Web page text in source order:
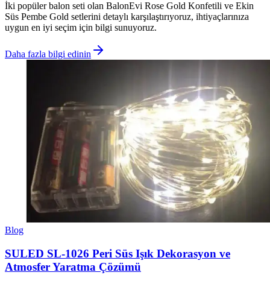
İki popüler balon seti olan BalonEvi Rose Gold Konfetili ve Ekin
Süs Pembe Gold setlerini detaylı karşılaştırıyoruz, ihtiyaçlarınıza
uygun en iyi seçim için bilgi sunuyoruz.
Daha fazla bilgi edinin
Blog
SULED SL-1026 Peri Süs Işık Dekorasyon ve
Atmosfer Yaratma Çözümü